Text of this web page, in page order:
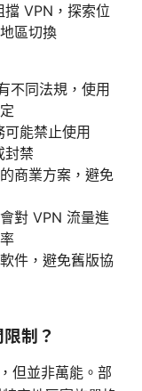
VPN，探索位
區切換
不同法規，使用
能禁止使用
封禁
商業方案，避免
對 VPN 流量進
件，避免舊版協
制？
但並非萬能。部